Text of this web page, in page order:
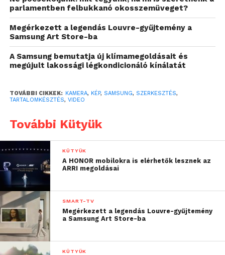
zökkenőmentesen alakíthatnak egyetlen képpé.
Mindezt akár percek alatt megtehetik, közvetlenül
Galaxy készülékükön, amelyhez elég csak szóban
kérniük a változtatást[i].
parlamentben felbukkanó okosszemüveget?
Megérkezett a legendás Louvre-gyűjtemény a
Samsung Art Store-ba
A Samsung bemutatja új klímamegoldásait és
megújult lakossági légkondicionáló kínálatát
TOVÁBBI CIKKEK: KAMERA, KÉP, SAMSUNG, SZERKESZTÉS,
TARTALOMKÉSZTÉS, VIDEO
További Kütyük
KÜTYÜK
A HONOR mobilokra is elérhetők lesznek az
ARRI megoldásai
SMART-TV
Megérkezett a legendás Louvre-gyűjtemény
a Samsung Art Store-ba
KÜTYÜK